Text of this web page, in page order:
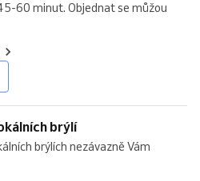
60 minut. Objednat se můžou
brýlí
brýlích nezávazně Vám